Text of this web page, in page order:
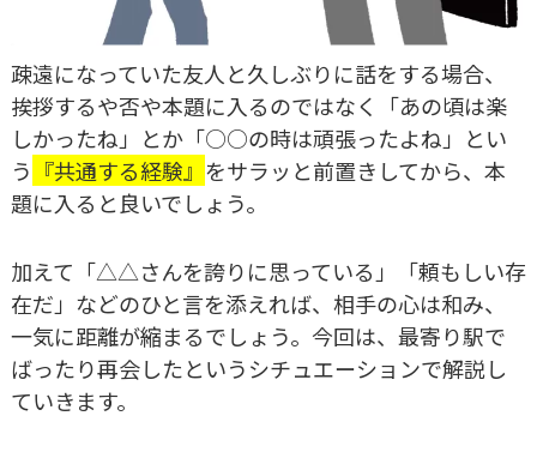
疎遠になっていた友人と久しぶりに話をする場合、
挨拶するや否や本題に入るのではなく「あの頃は楽
しかったね」とか「○○の時は頑張ったよね」とい
う 『共通する経験』 をサラッと前置きしてから、本
題に入ると良いでしょう。
加えて「△△さんを誇りに思っている」「頼もしい存
在だ」などのひと言を添えれば、相手の心は和み、
一気に距離が縮まるでしょう。今回は、最寄り駅で
ばったり再会したというシチュエーションで解説し
ていきます。